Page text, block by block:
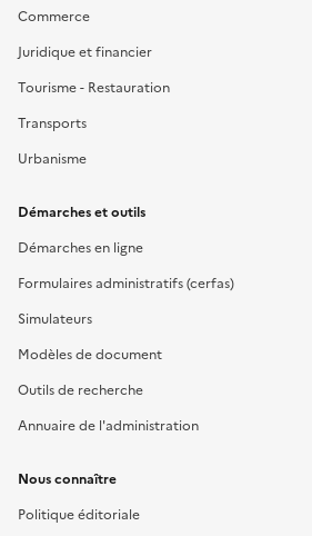
Commerce
Juridique et financier
Tourisme - Restauration
Transports
Urbanisme
Démarches et outils
Démarches en ligne
Formulaires administratifs (cerfas)
Simulateurs
Modèles de document
Outils de recherche
Annuaire de l'administration
Nous connaître
Politique éditoriale